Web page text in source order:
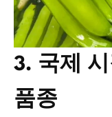
3. 국제
품종